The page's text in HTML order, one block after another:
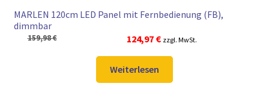
MARLEN 120cm LED Panel mit Fernbedienung (FB),
dimmbar
159,98€
Ursprünglicher
Preis
war:
159,98 €
124,97 €Aktueller
Preis
124,97 €.
zzgl. MwSt.
Weiterlesen